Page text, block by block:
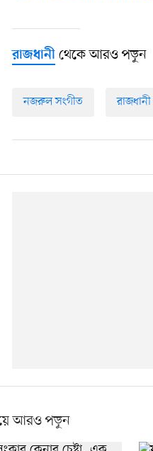
রাজধানী থেকে আরও পড়ুন
নজরুল সংগীত
আরও পড়ুন